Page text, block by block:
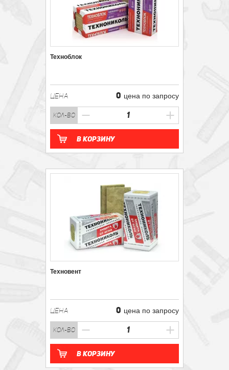
Техноблок
ЦЕНА 0 цена по запросу
кол-во
В корзину
Техновент
ЦЕНА 0 цена по запросу
кол-во
В корзину